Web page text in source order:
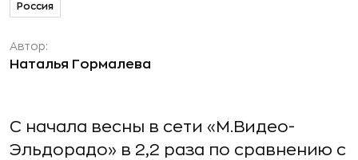
Россия
Автор:
Наталья Гормалева
С начала весны в сети «М.Видео-
Эльдорадо» в 2,2 раза по сравнению с